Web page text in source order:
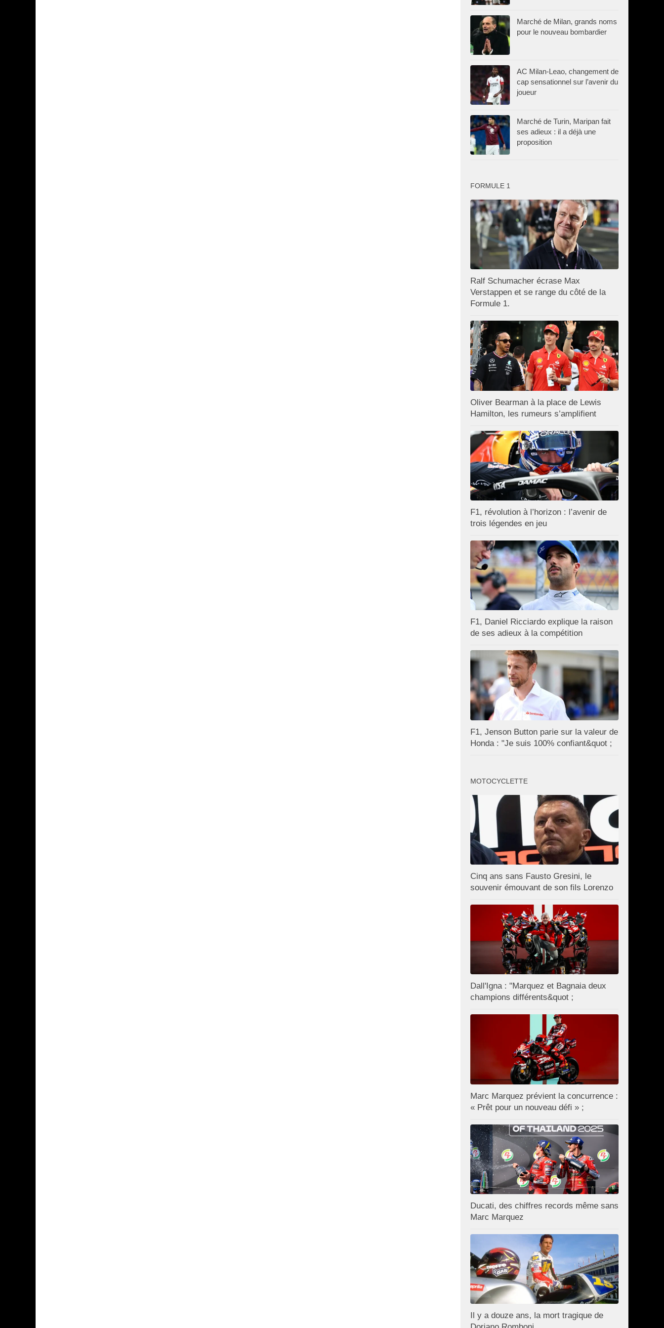
Marché de Milan, grands noms
pour le nouveau bombardier
AC Milan-Leao, changement de
cap sensationnel sur l’avenir du
joueur
Marché de Turin, Maripan fait
ses adieux : il a déjà une
proposition
FORMULE 1
Ralf Schumacher écrase Max
Verstappen et se range du côté de la
Formule 1.
Oliver Bearman à la place de Lewis
Hamilton, les rumeurs s’amplifient
F1, révolution à l’horizon : l’avenir de
trois légendes en jeu
F1, Daniel Ricciardo explique la raison
de ses adieux à la compétition
F1, Jenson Button parie sur la valeur de
Honda : "Je suis 100% confiant&quot ;
MOTOCYCLETTE
Cinq ans sans Fausto Gresini, le
souvenir émouvant de son fils Lorenzo
Dall'Igna : "Marquez et Bagnaia deux
champions différents&quot ;
Marc Marquez prévient la concurrence :
« Prêt pour un nouveau défi » ;
Ducati, des chiffres records même sans
Marc Marquez
Il y a douze ans, la mort tragique de